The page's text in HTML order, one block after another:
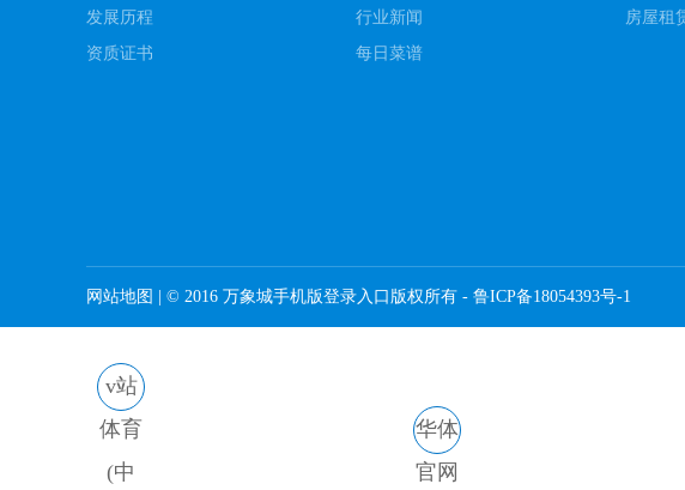
发展历程
资质证书
行业新闻
每日菜谱
房屋租
网站地图 | © 2016 万象城手机版登录入口版权所有 - 鲁ICP备18054393号-1
v站
体育
(中
华体
官网